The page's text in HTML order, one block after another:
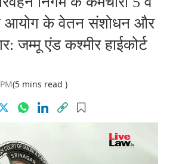
आयोग के वेतन संशोधन और
जम्मू एंड कश्मीर हाईकोर्ट
(5 mins read )